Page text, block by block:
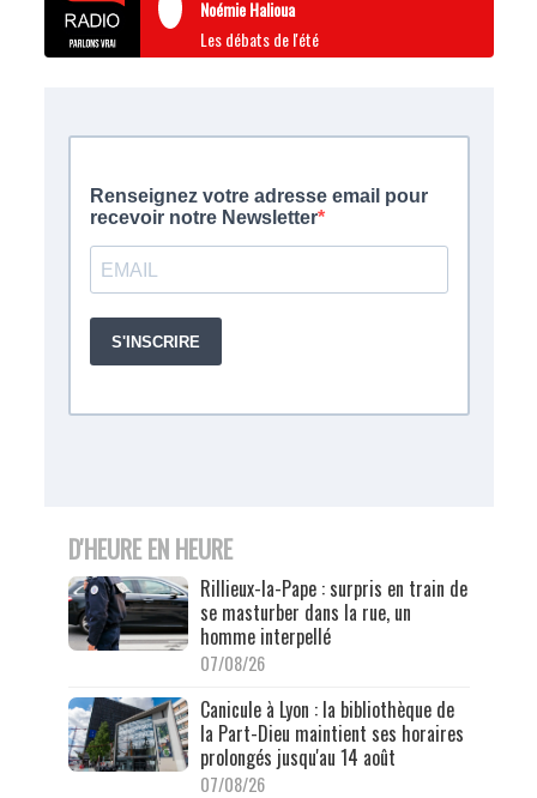
Noémie Halioua
Les débats de l'été
D'HEURE EN HEURE
Rillieux-la-Pape : surpris en train de
se masturber dans la rue, un
homme interpellé
07/08/26
Canicule à Lyon : la bibliothèque de
la Part-Dieu maintient ses horaires
prolongés jusqu'au 14 août
07/08/26